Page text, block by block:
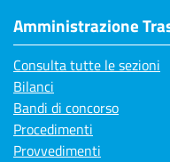
Amministrazione
Consulta tutte le sezioni
Bilanci
Bandi di concorso
Procedimenti
Provvedimenti